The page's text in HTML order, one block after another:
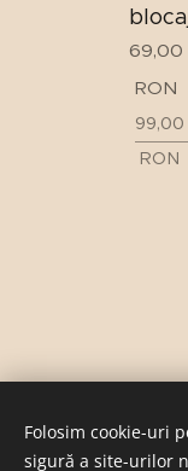
blocaj
69,00
RON
99,00
RON
Folosim cookie-uri
sigură a site-urilor